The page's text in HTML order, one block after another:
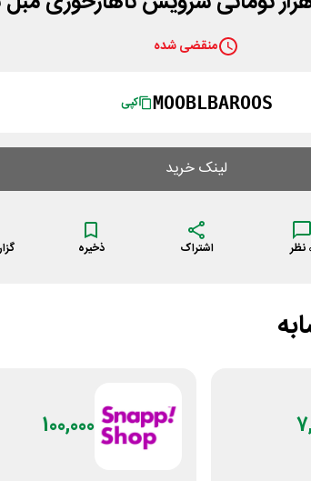
منقضی شده
MOOBLBAROOS کپی
لینک خرید
نظر اشتراک ذخیره
100,000